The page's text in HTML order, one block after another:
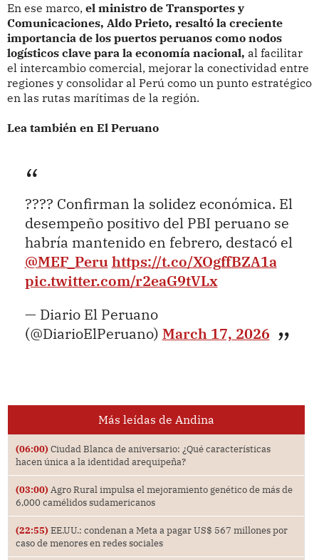
En ese marco, el ministro de Transportes y
Comunicaciones, Aldo Prieto, resaltó la creciente
importancia de los puertos peruanos como nodos
logísticos clave para la economía nacional, al facilitar
el intercambio comercial, mejorar la conectividad entre
regiones y consolidar al Perú como un punto estratégico
en las rutas marítimas de la región.
Lea también en El Peruano
???? Confirman la solidez económica. El
desempeño positivo del PBI peruano se
habría mantenido en febrero, destacó el
@MEF_Peru https://t.co/XOgffBZA1a
pic.twitter.com/r2eaG9tVLx
— Diario El Peruano
(@DiarioElPeruano) March 17, 2026
Más leídas de Andina
(06:00) Ciudad Blanca de aniversario: ¿Qué características
hacen única a la identidad arequipeña?
(03:00) Agro Rural impulsa el mejoramiento genético de más de
6,000 camélidos sudamericanos
(22:55) EE.UU.: condenan a Meta a pagar US$ 567 millones por
caso de menores en redes sociales